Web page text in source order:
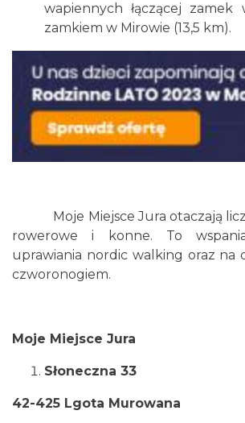
wapiennych łączącej
zamkiem w Mirowie (13,5 km).
Moje Miejsce Jura otaczają
rowerowe i konne. To
uprawiania nordic walking oraz na
czworonogiem.
Moje Miejsce Jura
Słoneczna 33
42-425 Lgota Murowana